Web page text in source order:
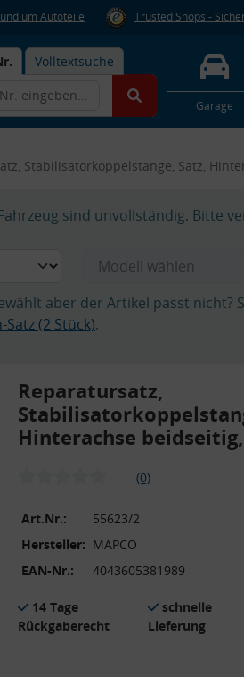
um Autoteile Trusted Shops -
Volltextsuche
Garage
Stabilisatorkoppelstange, Satz,
sind unvollständig. Bitte
aber der Artikel passt nicht?
(2 Stück).
Reparatursatz,
Hinterachse
(0)
Art.Nr.:
55623/2
Hersteller: MAPCO
EAN-Nr.:
4043605381989
14 Tage
Rückgaberecht
schnelle
Lieferung